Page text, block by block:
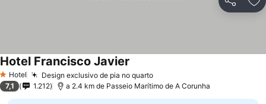
Partilhar
1 Estrelas
Hotel Design exclusivo de pia no quarto
Hotel Francisco Javier
7,1 1.212 a 2.4 km de Passeio Marítimo de A Corunha